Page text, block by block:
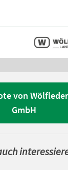
von
GmbH